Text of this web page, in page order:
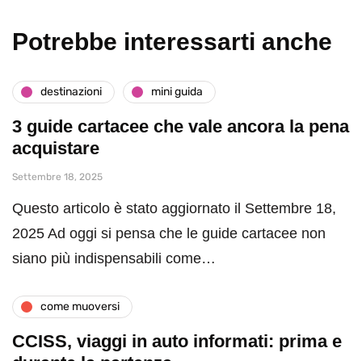
Potrebbe interessarti anche
destinazioni mini guida
3 guide cartacee che vale ancora la pena
acquistare
Settembre 18, 2025
Questo articolo è stato aggiornato il Settembre 18,
2025 Ad oggi si pensa che le guide cartacee non
siano più indispensabili come…
come muoversi
CCISS, viaggi in auto informati: prima e